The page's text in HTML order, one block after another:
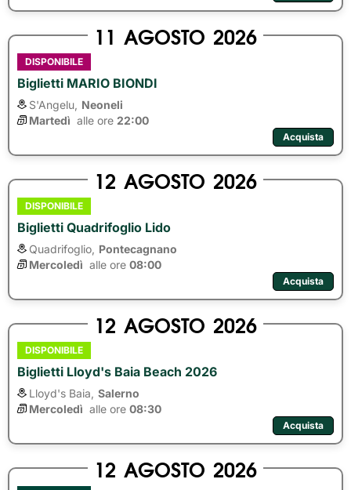
11 AGOSTO 2026
DISPONIBILE
Biglietti MARIO BIONDI
S'Angelu, Neoneli
Martedì alle ore 22:00
Acquista
12 AGOSTO 2026
DISPONIBILE
Biglietti Quadrifoglio Lido
Quadrifoglio, Pontecagnano
Mercoledì alle ore 08:00
Acquista
12 AGOSTO 2026
DISPONIBILE
Biglietti Lloyd's Baia Beach 2026
Lloyd's Baia, Salerno
Mercoledì alle ore 08:30
Acquista
12 AGOSTO 2026